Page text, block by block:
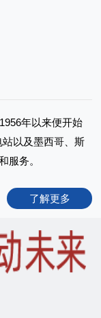
年以来便开始
以及墨西哥、斯
服务。
了解更多